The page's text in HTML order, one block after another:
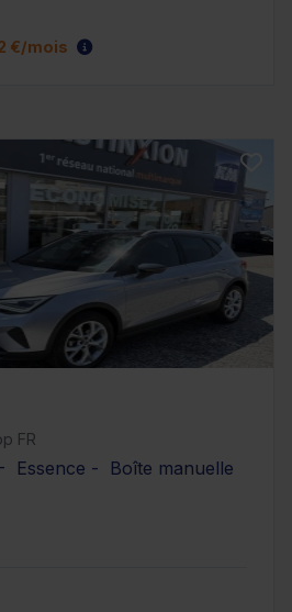
€/mois
FR
Essence - Boîte manuelle